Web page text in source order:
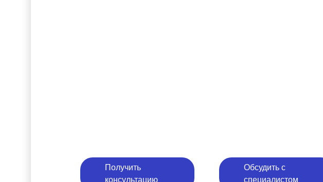
Получить
консультацию
Обсудить с
специалистом